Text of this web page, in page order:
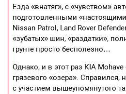
Езда «внатяг», с «чувством»
подготовленными
Nissan Patrol, Land Rover
«зубатых» шин, «раздатки»,
грунте просто бесполезно…
Однако, и в этот раз КIA
грязевого «озера».
с участием вышеупомянутого